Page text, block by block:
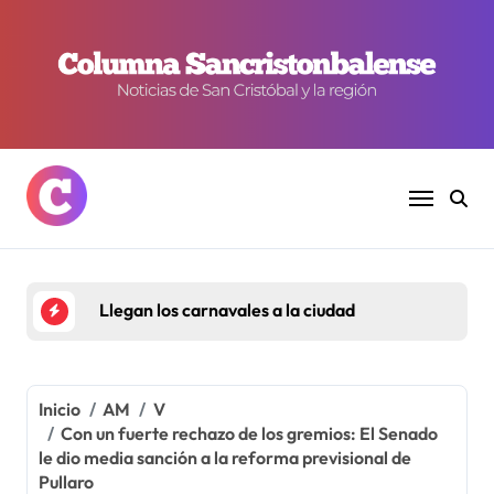
contenido
Llegan los carnavales a la ciudad
Inicio AM
V
Con un fuerte rechazo de los gremios: El Senado
le dio media sanción a la reforma previsional de
Pullaro